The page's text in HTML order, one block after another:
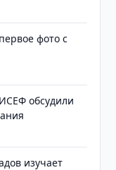
фото с
обсудили
изучает